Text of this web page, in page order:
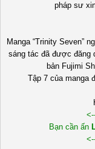
pháp sư
Manga “Trinity Seven”
sáng tác đã được đăng
bản Fujimi
Tập 7 của manga
Bạn cần ấn